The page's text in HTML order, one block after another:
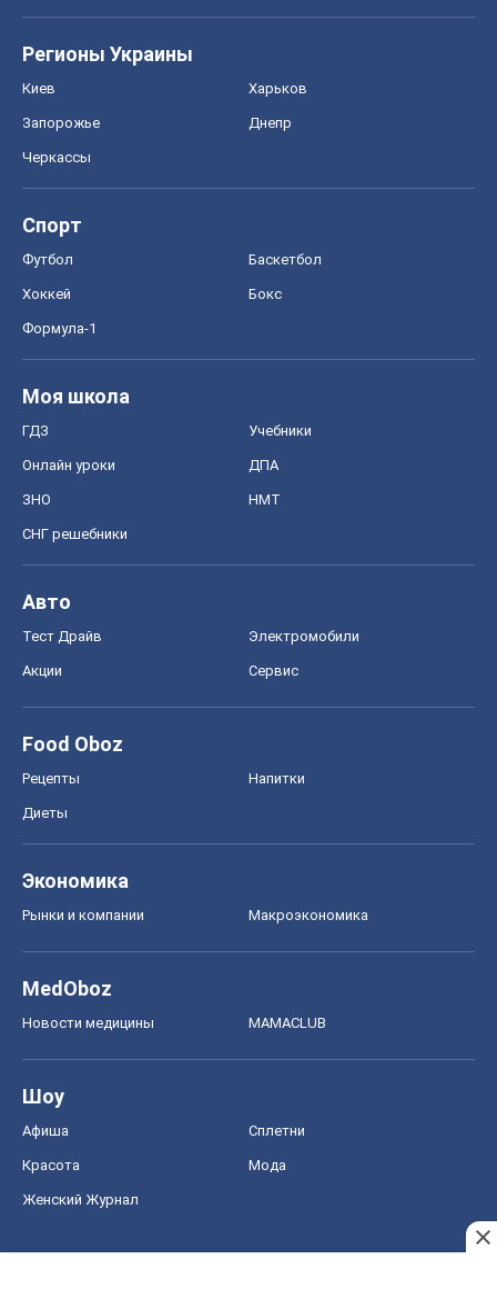
Регионы Украины
Киев Харьков
Запорожье Днепр
Черкассы
Спорт
Футбол Баскетбол
Хоккей Бокс
Формула-1
Моя школа
ГДЗ Учебники
Онлайн уроки ДПА
ЗНО НМТ
СНГ решебники
Авто
Тест Драйв Электромобили
Акции Сервис
Food Oboz
Рецепты Напитки
Диеты
Экономика
Рынки и компании Mакроэкономика
MedOboz
Новости медицины MAMACLUB
Шоу
Афиша Сплетни
Красота Мода
Женский Журнал